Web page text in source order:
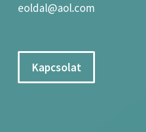
eoldal@aol.com
Kapcsolat